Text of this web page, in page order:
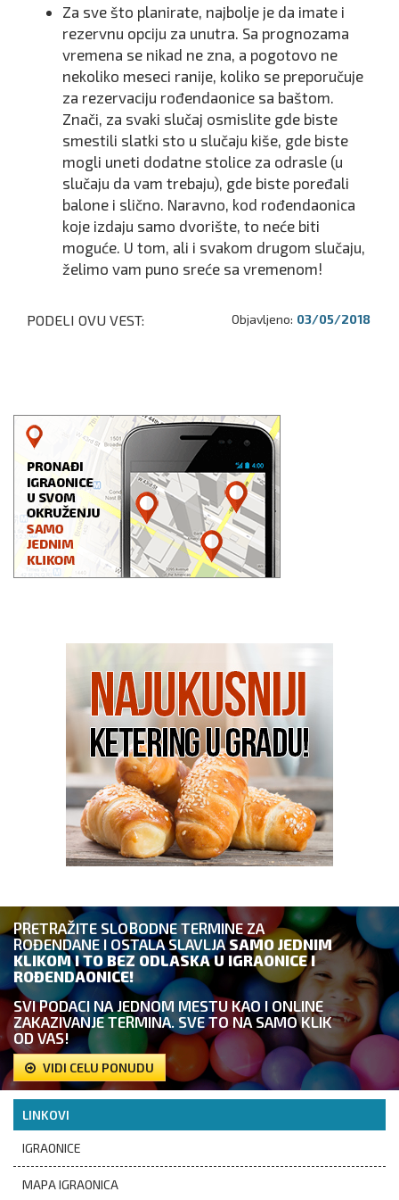
Za sve što planirate, najbolje je da imate i
rezervnu opciju za unutra. Sa prognozama
vremena se nikad ne zna, a pogotovo ne
nekoliko meseci ranije, koliko se preporučuje
za rezervaciju rođendaonice sa baštom.
Znači, za svaki slučaj osmislite gde biste
smestili slatki sto u slučaju kiše, gde biste
mogli uneti dodatne stolice za odrasle (u
slučaju da vam trebaju), gde biste poređali
balone i slično. Naravno, kod rođendaonica
koje izdaju samo dvorište, to neće biti
moguće. U tom, ali i svakom drugom slučaju,
želimo vam puno sreće sa vremenom!
PODELI OVU VEST: Objavljeno: 03/05/2018
PRETRAŽITE SLOBODNE TERMINE ZA
ROĐENDANE I OSTALA SLAVLJASAMO JEDNIM
KLIKOM I TO BEZ ODLASKA U IGRAONICE I
ROĐENDAONICE!
SVI PODACI NA JEDNOM MESTU KAO I ONLINE
ZAKAZIVANJE TERMINA. SVE TO NA SAMO KLIK
OD VAS!
VIDI CELU PONUDU
LINKOVI
IGRAONICE
MAPA IGRAONICA